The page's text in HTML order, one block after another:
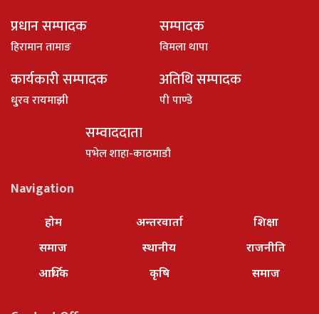
प्रधान सम्पादक
हिरामान तामाङ
सम्पादक
विमला थापा
कार्यकारी सम्पादक
धु्रव रायमाझी
अतिथि सम्पादक
पी पाण्डे
सम्वाददाता
पभेल शाहा-काठमाडौ
Navigation
होम
समाज
आर्थिक
अन्तरवार्ता
स्थानीय
कृषि
शिक्षा
राजनीति
समाज